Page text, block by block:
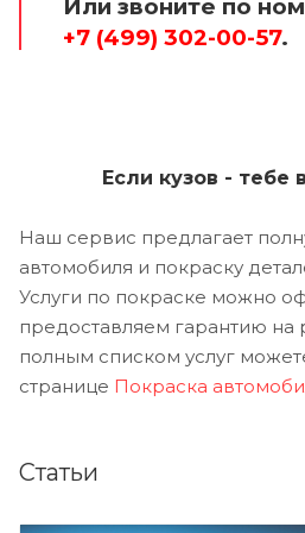
Или звоните по
+7 (499) 302-00-57.
Если кузов - тебе
Наш сервис предлагает
автомобиля и покраску
Услуги по покраске можно
предоставляем гарантию на
полным списком услуг
странице Покраска
Статьи